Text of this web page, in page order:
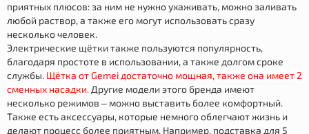
приятных плюсов: за ним не нужно ухаживать, можно заливать
любой раствор, а также его могут использовать сразу
несколько человек.
Электрические щётки также пользуются популярность,
благодаря простоте в использовании, а также долгом сроке
службы. Щётка от Gemei достаточно мощная, также она имеет 2
сменных насадки. Другие модели этого бренда имеют
несколько режимов – можно выставить более комфортный.
Также есть аксессуары, которые немного облегчают жизнь и
делают процесс более приятным. Например, подставка для 5